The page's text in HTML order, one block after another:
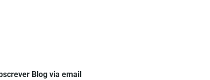
Blog via email